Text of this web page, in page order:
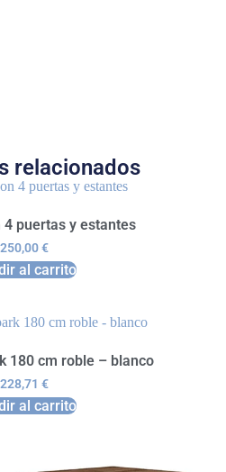
relacionados
puertas y estantes
250,00€
al carrito
180 cm roble – blanco
228,71 €
al carrito